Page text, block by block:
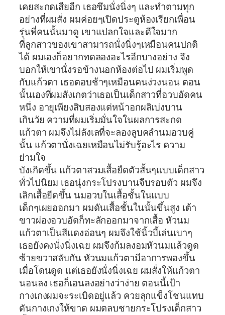
เคยสะกดเสียอีก เธอซึมนั่งนิ่งๆ และทำตามทุก
อย่างที่ผมสั่ง ผมค่อยๆเปิดประตูห้องเรียกเพื่อน
รุ่นพี่คนนั้นมาดู เขาแปลกใจและดีใจมาก
ที่ลูกสาวของเขาสามารถนั่งนิ่งๆเหมือนคนปกติ
ได้ ผมเองก็อยากทดลองอะไรอีกบางอย่าง จึง
บอกให้เขานั่งรอข้างนอกห้องต่อไป ผมเริ่มพูด
กับแก้วตา เธอตอบช้าๆเหมือนคนง่วงนอน ตอน
นั้นเองที่ผมสังเกตว่าเธอเป็นเด็กสาวที่อวบอัดคน
หนึ่ง อายุเพียงสิบสองแต่หน้าอกผลิเบ่งบาน
เกินวัย ความที่ผมเริ่มมั่นใจในผลการสะกด
แก้วตา ผมจึงไม่ลังเลที่จะลองลูบคลำนมอวบคู่
นั้น แก้วตานั่งเฉยเหมือนไม่รับรู้อะไร ความ
ย่ามใจ
บังเกิดขึ้น แก้วตาสวมเสื้อยืดตัวสั้นๆแบบเด็กสาว
ทั่วไปนิยม เธอนุ่งกระโปรงบานจีบรอบตัว ผมจึง
เลิกเสื้อยืดขึ้น นมอวบในเสื้อชั้นในแบบ
เด็กๆเผยออกมา ผมดันเสื้อชั้นในนั้นขึ้นสูง เต้า
ขาวผ่องอวบอัดก็ทะลักออกมาจากเสื้อ หัวนม
แก้วตาเป็นสีแดงอ่อนๆ ผมจึงใช้นิ้วบี้เล่นเบาๆ
เธอยังคงนั่งนิ่งเฉย ผมจึงก้มลงอมหัวนมแล้วดูด
ซ้ายขวาสลับกัน หัวนมแก้วตามีอาการพองขึ้น
เมื่อโดนดูด แต่เธอยังนั่งนิ่งเฉย ผมสั่งให้แก้วตา
นอนลง เธอก็เอนลงอย่างว่าง่าย ตอนนี้เป้า
กางเกงผมจะระเบิดอยู่แล้ว ควยลุกแข็งโชนแทบ
ดันกางเกงให้ขาด ผมตลบชายกระโปรงเด็กสาว